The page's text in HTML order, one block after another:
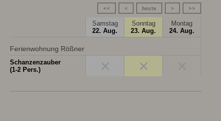
>>
>
heute
<
<<
Samstag
22. Aug.
Sonntag
23. Aug.
Montag
24. Aug.
Ferienwohnung Rößner
Schanzenzauber
(1-2 Pers.)
×